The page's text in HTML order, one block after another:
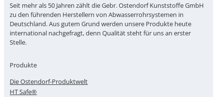
Seit mehr als 50 Jahren zählt die Gebr. Ostendorf Kunststoffe GmbH
zu den führenden Herstellern von Abwasserrohrsystemen in
Deutschland. Aus gutem Grund werden unsere Produkte heute
international nachgefragt, denn Qualität steht für uns an erster
Stelle.
Produkte
Die Ostendorf-Produktwelt
HT Safe®